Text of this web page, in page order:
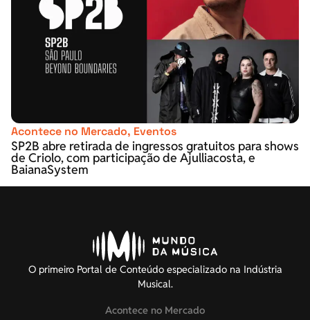
Acontece no Mercado, Eventos
SP2B abre retirada de ingressos gratuitos para shows
de Criolo, com participação de Ajulliacosta, e
BaianaSystem
O primeiro Portal de Conteúdo especializado na Indústria
Musical.
Acontece no Mercado